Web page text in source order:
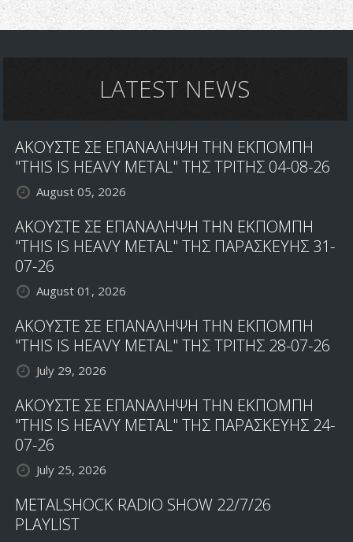
LATEST NEWS
ΑΚΟΥΣΤΕ ΣΕ ΕΠΑΝΑΛΗΨΗ ΤΗΝ ΕΚΠΟΜΠΗ
"THIS IS HEAVY METAL" ΤΗΣ ΤΡΙΤΗΣ 04-08-26
August 05, 2026
ΑΚΟΥΣΤΕ ΣΕ ΕΠΑΝΑΛΗΨΗ ΤΗΝ ΕΚΠΟΜΠΗ
"THIS IS HEAVY METAL" ΤΗΣ ΠΑΡΑΣΚΕΥΗΣ 31-
07-26
August 01, 2026
ΑΚΟΥΣΤΕ ΣΕ ΕΠΑΝΑΛΗΨΗ ΤΗΝ ΕΚΠΟΜΠΗ
"THIS IS HEAVY METAL" ΤΗΣ ΤΡΙΤΗΣ 28-07-26
July 29, 2026
ΑΚΟΥΣΤΕ ΣΕ ΕΠΑΝΑΛΗΨΗ ΤΗΝ ΕΚΠΟΜΠΗ
"THIS IS HEAVY METAL" ΤΗΣ ΠΑΡΑΣΚΕΥΗΣ 24-
07-26
July 25, 2026
METALSHOCK RADIO SHOW 22/7/26
PLAYLIST